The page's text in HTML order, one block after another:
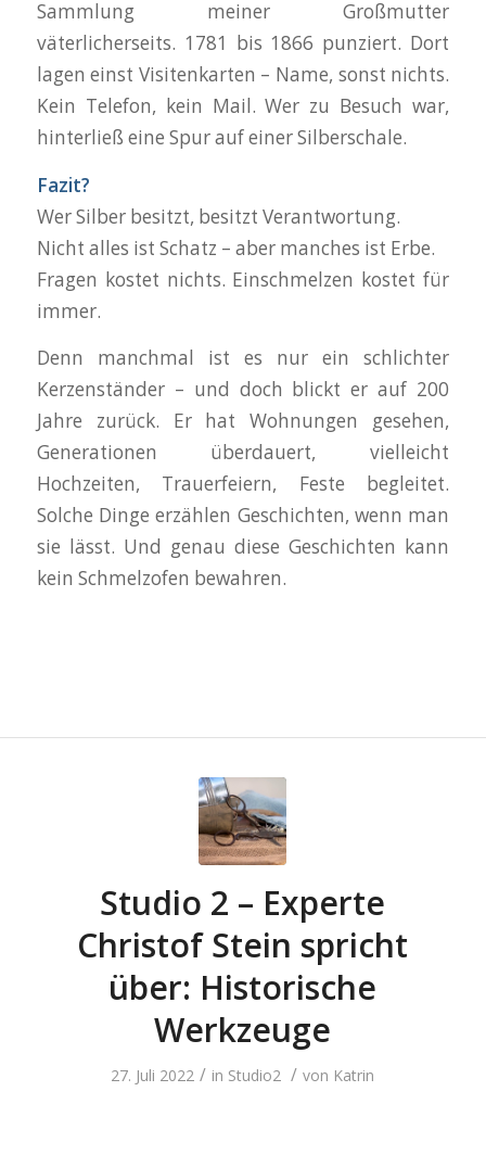
Sammlung meiner Großmutter
väterlicherseits. 1781 bis 1866 punziert. Dort
lagen einst Visitenkarten – Name, sonst nichts.
Kein Telefon, kein Mail. Wer zu Besuch war,
hinterließ eine Spur auf einer Silberschale.
Fazit?
Wer Silber besitzt, besitzt Verantwortung.
Nicht alles ist Schatz – aber manches ist Erbe.
Fragen kostet nichts. Einschmelzen kostet für
immer.
Denn manchmal ist es nur ein schlichter
Kerzenständer – und doch blickt er auf 200
Jahre zurück. Er hat Wohnungen gesehen,
Generationen überdauert, vielleicht
Hochzeiten, Trauerfeiern, Feste begleitet.
Solche Dinge erzählen Geschichten, wenn man
sie lässt. Und genau diese Geschichten kann
kein Schmelzofen bewahren.
Studio 2 – Experte
Christof Stein spricht
über: Historische
Werkzeuge
27. Juli 2022 / in Studio2 / von Katrin